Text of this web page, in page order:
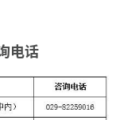
电话